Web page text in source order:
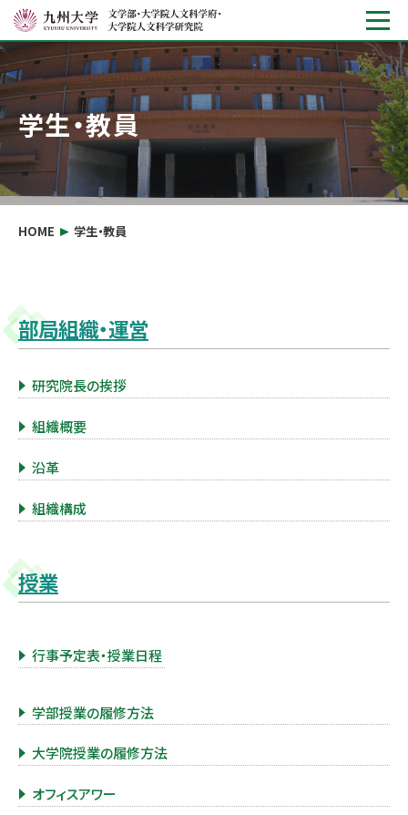
学生・教員
HOME 学生・教員
部局組織・運営
研究院長の挨拶
組織概要
沿革
組織構成
授業
行事予定表・授業日程
学部授業の履修方法
大学院授業の履修方法
オフィスアワー